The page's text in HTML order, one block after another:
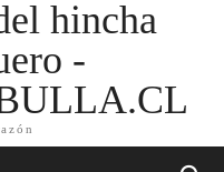
hincha
-